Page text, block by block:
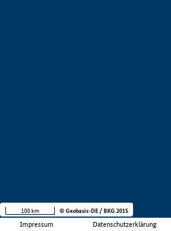
Impressum Datenschutzerklärung
100 km © Geobasis-DE / BKG 2015